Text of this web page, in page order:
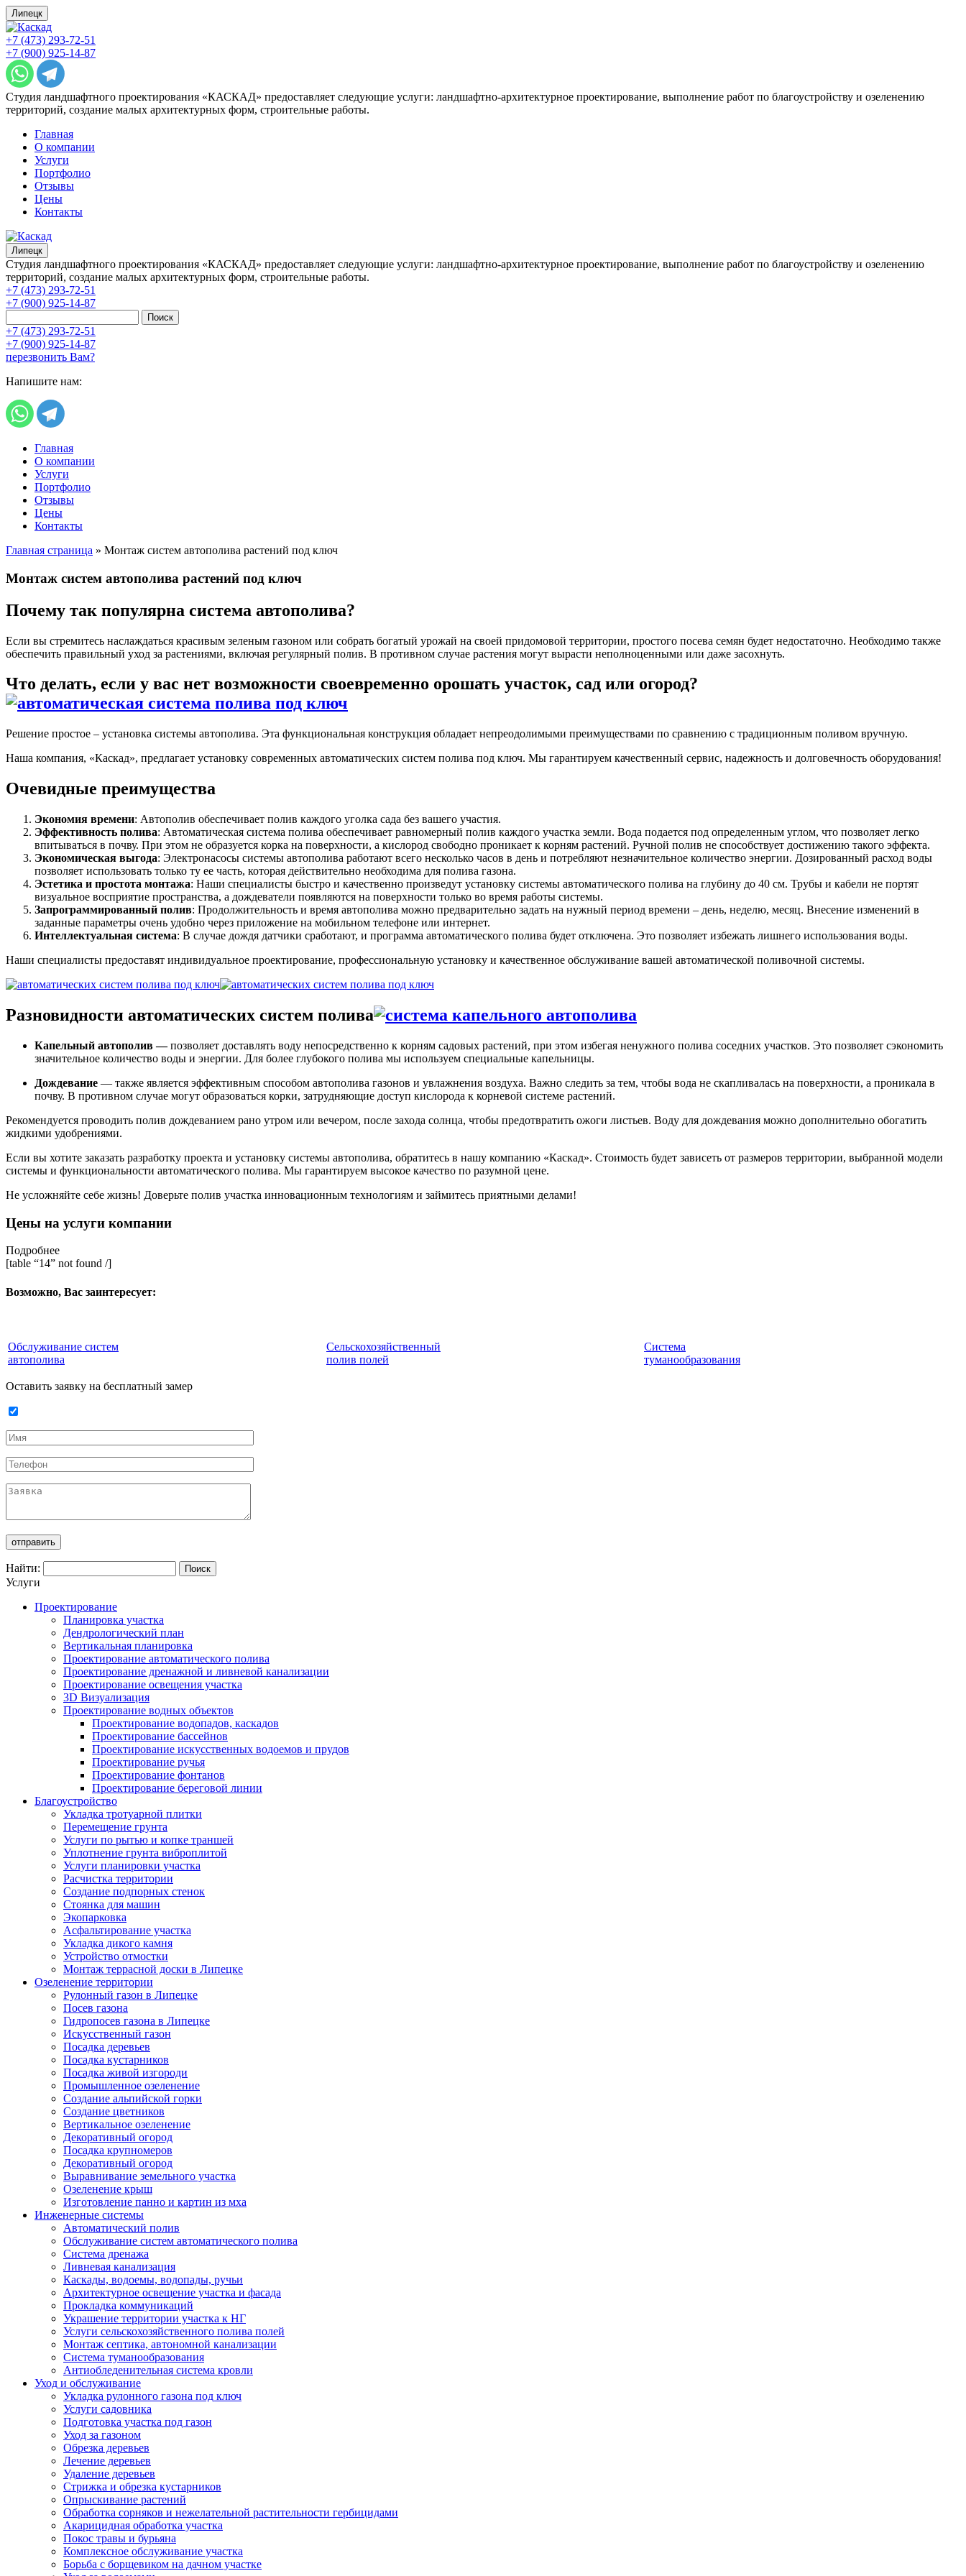
Липецк
+7 (473) 293-72-51
+7 (900) 925-14-87
Студия ландшафтного проектирования «КАСКАД» предоставляет следующие услуги: ландшафтно-архитектурное проектирование, выполнение работ по благоустройству и озеленению
территорий, создание малых архитектурных форм, строительные работы.
Главная
О компании
Услуги
Портфолио
Отзывы
Цены
Контакты
Липецк
Студия ландшафтного проектирования «КАСКАД» предоставляет следующие услуги: ландшафтно-архитектурное проектирование, выполнение работ по благоустройству и озеленению
территорий, создание малых архитектурных форм, строительные работы.
+7 (473) 293-72-51
+7 (900) 925-14-87
Поиск
+7 (473) 293-72-51
+7 (900) 925-14-87
перезвонить Вам?
Напишите нам:
Главная
О компании
Услуги
Портфолио
Отзывы
Цены
Контакты
Главная страница » Монтаж систем автополива растений под ключ
Монтаж систем автополива растений под ключ
Почему так популярна система автополива?
Если вы стремитесь наслаждаться красивым зеленым газоном или собрать богатый урожай на своей придомовой территории, простого посева семян будет недостаточно. Необходимо также
обеспечить правильный уход за растениями, включая регулярный полив. В противном случае растения могут вырасти неполноценными или даже засохнуть.
Что делать, если у вас нет возможности своевременно орошать участок, сад или огород?
Решение простое – установка системы автополива. Эта функциональная конструкция обладает непреодолимыми преимуществами по сравнению с традиционным поливом вручную.
Наша компания, «Каскад», предлагает установку современных автоматических систем полива под ключ. Мы гарантируем качественный сервис, надежность и долговечность оборудования!
Очевидные преимущества
Экономия времени: Автополив обеспечивает полив каждого уголка сада без вашего участия.
Эффективность полива: Автоматическая система полива обеспечивает равномерный полив каждого участка земли. Вода подается под определенным углом, что позволяет легко
впитываться в почву. При этом не образуется корка на поверхности, а кислород свободно проникает к корням растений. Ручной полив не способствует достижению такого эффекта.
Экономическая выгода: Электронасосы системы автополива работают всего несколько часов в день и потребляют незначительное количество энергии. Дозированный расход воды
позволяет использовать только ту ее часть, которая действительно необходима для полива газона.
Эстетика и простота монтажа: Наши специалисты быстро и качественно произведут установку системы автоматического полива на глубину до 40 см. Трубы и кабели не портят
визуальное восприятие пространства, а дождеватели появляются на поверхности только во время работы системы.
Запрограммированный полив: Продолжительность и время автополива можно предварительно задать на нужный период времени – день, неделю, месяц. Внесение изменений в
заданные параметры очень удобно через приложение на мобильном телефоне или интернет.
Интеллектуальная система: В случае дождя датчики сработают, и программа автоматического полива будет отключена. Это позволяет избежать лишнего использования воды.
Наши специалисты предоставят индивидуальное проектирование, профессиональную установку и качественное обслуживание вашей автоматической поливочной системы.
Разновидности автоматических систем полива
Капельный автополив —позволяет доставлять воду непосредственно к корням садовых растений, при этом избегая ненужного полива соседних участков. Это позволяет сэкономить
значительное количество воды и энергии. Для более глубокого полива мы используем специальные капельницы.
Дождевание — также является эффективным способом автополива газонов и увлажнения воздуха. Важно следить за тем, чтобы вода не скапливалась на поверхности, а проникала в
почву. В противном случае могут образоваться корки, затрудняющие доступ кислорода к корневой системе растений.
Рекомендуется проводить полив дождеванием рано утром или вечером, после захода солнца, чтобы предотвратить ожоги листьев. Воду для дождевания можно дополнительно обогатить
жидкими удобрениями.
Если вы хотите заказать разработку проекта и установку системы автополива, обратитесь в нашу компанию «Каскад». Стоимость будет зависеть от размеров территории, выбранной модели
системы и функциональности автоматического полива. Мы гарантируем высокое качество по разумной цене.
Не усложняйте себе жизнь! Доверьте полив участка инновационным технологиям и займитесь приятными делами!
Цены на услуги компании
Подробнее
[table “14” not found /]
Возможно, Вас заинтересует:
Обслуживание систем
автополива
Сельскохозяйственный
полив полей
Система
туманообразования
Оставить заявку на бесплатный замер
Найти:
Услуги
Проектирование
Планировка участка
Дендрологический план
Вертикальная планировка
Проектирование автоматического полива
Проектирование дренажной и ливневой канализации
Проектирование освещения участка
3D Визуализация
Проектирование водных объектов
Проектирование водопадов, каскадов
Проектирование бассейнов
Проектирование искусственных водоемов и прудов
Проектирование ручья
Проектирование фонтанов
Проектирование береговой линии
Благоустройство
Укладка тротуарной плитки
Перемещение грунта
Услуги по рытью и копке траншей
Уплотнение грунта виброплитой
Услуги планировки участка
Расчистка территории
Создание подпорных стенок
Стоянка для машин
Экопарковка
Асфальтирование участка
Укладка дикого камня
Устройство отмостки
Монтаж террасной доски в Липецке
Озеленение территории
Рулонный газон в Липецке
Посев газона
Гидропосев газона в Липецке
Искусственный газон
Посадка деревьев
Посадка кустарников
Посадка живой изгороди
Промышленное озеленение
Создание альпийской горки
Создание цветников
Вертикальное озеленение
Декоративный огород
Посадка крупномеров
Декоративный огород
Выравнивание земельного участка
Озеленение крыш
Изготовление панно и картин из мха
Инженерные системы
Автоматический полив
Обслуживание систем автоматического полива
Система дренажа
Ливневая канализация
Каскады, водоемы, водопады, ручьи
Архитектурное освещение участка и фасада
Прокладка коммуникаций
Украшение территории участка к НГ
Услуги сельскохозяйственного полива полей
Монтаж септика, автономной канализации
Система туманообразования
Антиобледенительная система кровли
Уход и обслуживание
Укладка рулонного газона под ключ
Услуги садовника
Подготовка участка под газон
Уход за газоном
Обрезка деревьев
Лечение деревьев
Удаление деревьев
Стрижка и обрезка кустарников
Опрыскивание растений
Обработка сорняков и нежелательной растительности гербицидами
Акарицидная обработка участка
Покос травы и бурьяна
Комплексное обслуживание участка
Борьба с борщевиком на дачном участке